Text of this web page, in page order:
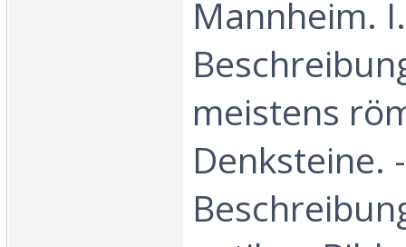
Mannheim. I.
meistens
Denksteine.